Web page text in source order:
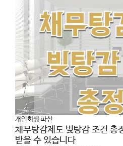
개인회생 파산
채무탕감제도 빚탕감 조건 총
받을 수 있습니다